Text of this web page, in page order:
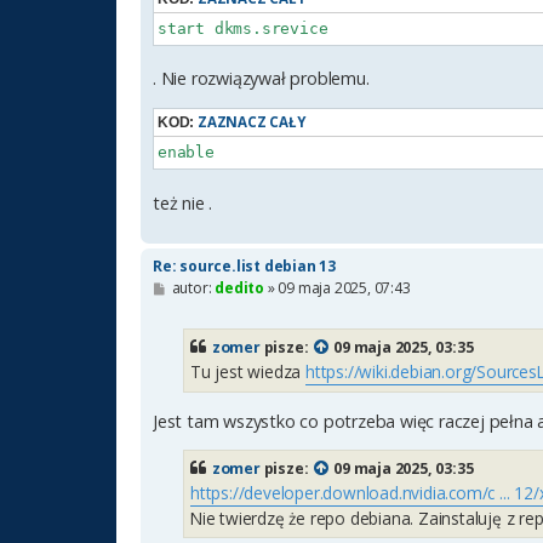
start dkms.srevice
. Nie rozwiązywał problemu.
KOD: ZAZNACZ CAŁY
enable
też nie .
Re: source.list debian 13
Pautor: dedito »09 maja 2025, 07:43
zomerpisze: 09 maja 2025, 03:35
Tu jest wiedza https://wiki.debian.org/
Jest tam wszystko co potrzeba więc raczej
zomerpisze: 09 maja 2025, 03:35
https://developer.download.nvidia.com/c ... 12/
Nie twierdzę że repo debiana. Zainstaluję z